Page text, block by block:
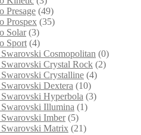
Presage (49)
Prospex (35)
Solar (3)
Sport (4)
Cosmopolitan (0)
Crystal Rock (2)
Crystalline (4)
Dextera (10)
Hyperbola (3)
Illumina (1)
Imber (5)
Matrix (21)